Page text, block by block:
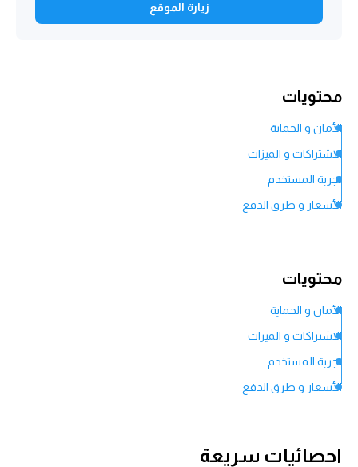
زيارة الموقع
محتويات
الأمان و الحماية
الاشتراكات و الميزات
تجربة المستخدم
الأسعار و طرق الدفع
محتويات
الأمان و الحماية
الاشتراكات و الميزات
تجربة المستخدم
الأسعار و طرق الدفع
احصائيات سريعة